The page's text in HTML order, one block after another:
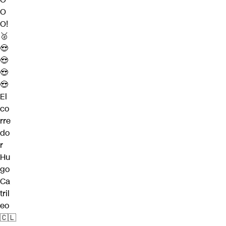
O
O!
🥈
😍
😍
😍
😍
El
co
rre
do
r
Hu
go
Ca
tril
eo
🇨🇱